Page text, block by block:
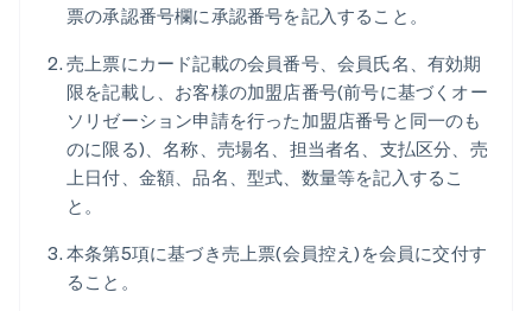
票の承認番号欄に承認番号を記入すること。
売上票にカード記載の会員番号、会員氏名、有効期
限を記載し、お客様の加盟店番号(前号に基づくオー
ソリゼーション申請を行った加盟店番号と同一のも
のに限る)、名称、売場名、担当者名、支払区分、売
上日付、金額、品名、型式、数量等を記入するこ
と。
本条第5項に基づき売上票(会員控え)を会員に交付す
ること。